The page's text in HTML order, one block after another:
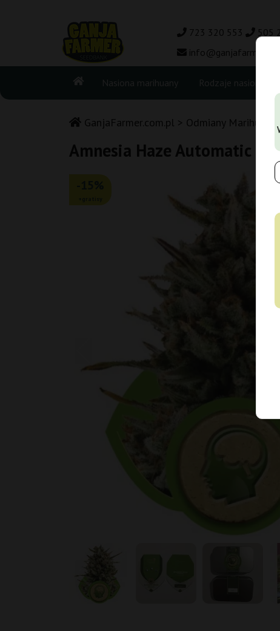
723 320 553
505
Nasiona marihuany Rodzaje nasion
GanjaFarmer.com.pl Odmiany Marihuany
Amnesia Haze Automatic